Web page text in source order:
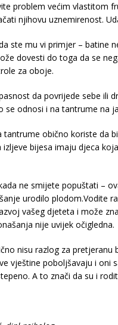
problem većim vlastitom
njihovu uznemirenost.
ste mu vi primjer – batine
dovesti do toga da se
za oboje.
da povrijede sebe ili
se odnosi i na tantrume na
tantrume obično koriste da
izljeve bijesa imaju djeca
ne smijete popuštati –
urodilo plodom.Vodite
vašeg djeteta i može
nije uvijek očigledna.
nisu razlog za
vještine poboljšavaju i oni
A to znači da su i